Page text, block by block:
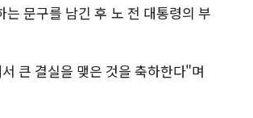
문구를 남긴 후 노 전 대통령의 부
큰 결실을 맺은 것을 축하한다"며